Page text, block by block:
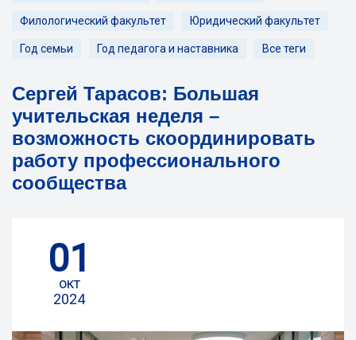
Филологический факультет Юридический факультет
Год семьи Год педагога и наставника Все теги
Сергей Тарасов: Большая
учительская неделя –
возможность скоординировать
работу профессионального
сообщества
01
окт
2024